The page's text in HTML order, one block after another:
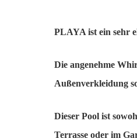
PLAYA ist ein sehr
Die angenehme
Außenverkleidung
Dieser Pool ist
Terrasse oder im